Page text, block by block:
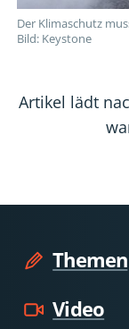
Der Klimaschutz
Bild: Keystone
Artikel lädt
Themen
Video